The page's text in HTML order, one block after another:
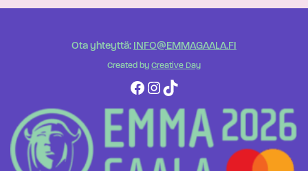
Ota yhteyttä: INFO@EMMAGAALA.FI
Created by Creative Day